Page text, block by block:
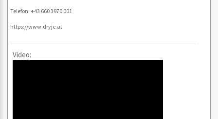
Telefon: +43 660 3970 001
https://www.dryje.at
Video: